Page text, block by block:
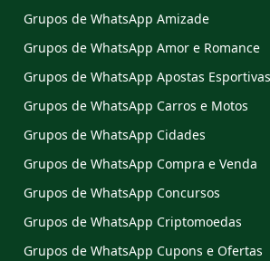
Grupos de WhatsApp Amizade
Grupos de WhatsApp Amor e Romance
Grupos de WhatsApp Apostas Esportivas
Grupos de WhatsApp Carros e Motos
Grupos de WhatsApp Cidades
Grupos de WhatsApp Compra e Venda
Grupos de WhatsApp Concursos
Grupos de WhatsApp Criptomoedas
Grupos de WhatsApp Cupons e Ofertas